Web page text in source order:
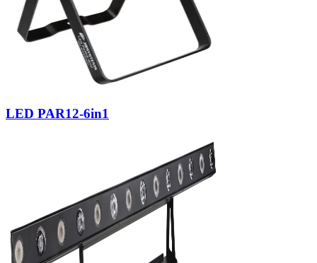
LED PAR12-6in1